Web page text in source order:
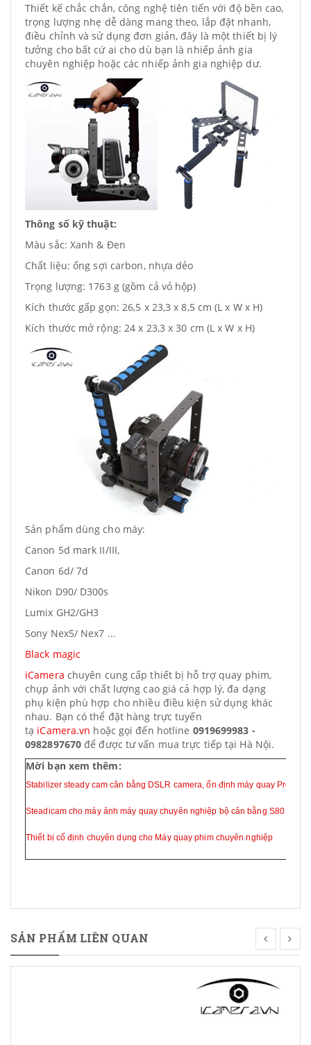
Thiết kế chắc chắn, công nghệ tiên tiến với độ bền cao,
trọng lượng nhẹ dễ dàng mang theo, lắp đặt nhanh,
điều chỉnh và sử dụng đơn giản, đây là một thiết bị lý
tưởng cho bất cứ ai cho dù bạn là nhiếp ảnh gia
chuyên nghiệp hoặc các nhiếp ảnh gia nghiệp dư.
Thông số kỹ thuật:
Màu sắc: Xanh & Đen
Chất liệu: ống sợi carbon, nhựa dẻo
Trọng lượng: 1763 g (gồm cả vỏ hộp)
Kích thước gấp gọn: 26,5 x 23,3 x 8,5 cm (L x W x H)
Kích thước mở rộng: 24 x 23,3 x 30 cm (L x W x H)
Sản phẩm dùng cho máy:
Canon 5d mark II/III,
Canon 6d/ 7d
Nikon D90/ D300s
Lumix GH2/GH3
Sony Nex5/ Nex7 ...
Black magic
iCamera chuyên cung cấp thiết bị hỗ trợ quay phim,
chụp ảnh với chất lượng cao giá cả hợp lý, đa dạng
phụ kiện phù hợp cho nhiều điều kiện sử dụng khác
nhau. Bạn có thể đặt hàng trực tuyến
tạ iCamera.vn hoặc gọi đến hotline 0919699983 -
0982897670để được tư vấn mua trực tiếp tại Hà Nội.
Mời bạn xem thêm:
Stabilizer steady cam cân bằng DSLR camera, ổn định máy quay Pro S60
Steadicam cho máy ảnh máy quay chuyên nghiệp bộ cân bằng S80
Thiết bị cố định chuyên dụng cho Máy quay phim chuyên nghiệp
SẢN PHẨM LIÊN QUAN